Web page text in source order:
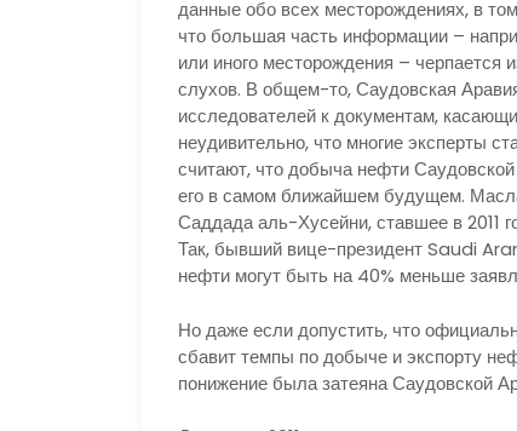
данные обо всех месторождениях, в
что большая часть информации –
или иного месторождения – черпается
слухов. В общем-то, Саудовская
исследователей к документам,
неудивительно, что многие эксперты
считают, что добыча нефти
его в самом ближайшем будущем.
Саддада аль-Хусейни, ставшее в 2011
Так, бывший вице-президент Saudi
нефти могут быть на 40% меньше
Но даже если допустить, что
сбавит темпы по добыче и экспорту
понижение была затеяна Саудовской